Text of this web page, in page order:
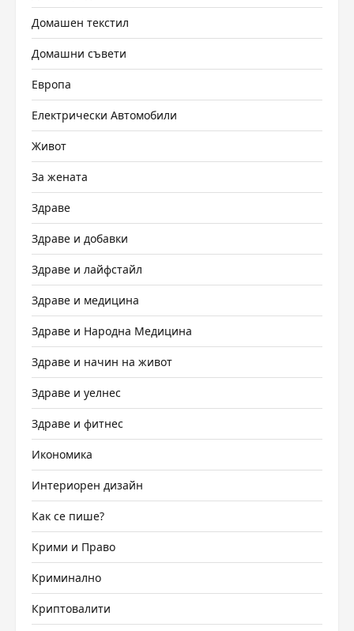
Домашен текстил
Домашни съвети
Европа
Електрически Автомобили
Живот
За жената
Здраве
Здраве и добавки
Здраве и лайфстайл
Здраве и медицина
Здраве и Народна Медицина
Здраве и начин на живот
Здраве и уелнес
Здраве и фитнес
Икономика
Интериорен дизайн
Как се пише?
Крими и Право
Криминално
Криптовалити